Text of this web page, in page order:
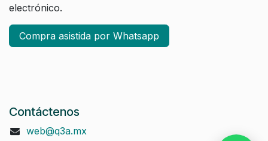
electrónico.
Compra asistida por Whatsapp
Contáctenos
web@q3a.mx